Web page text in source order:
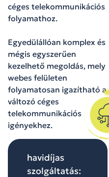
céges telekommunikációs
folyamathoz.
Egyedülállóan komplex és
mégis egyszerűen
kezelhető megoldás, mely
webes felületen
folyamatosan igazítható a
változó céges
telekommunikációs
igényekhez.
havidíjas
szolgáltatás: